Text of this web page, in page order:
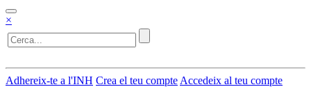
×
Adhereix-te a l'INH Crea el teu compte Accedeix al teu compte